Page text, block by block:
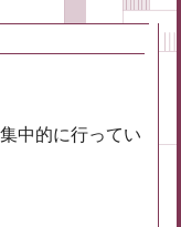
中的に行ってい